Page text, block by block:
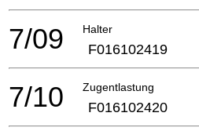
Halter
7/09 F016102419
Zugentlastung
7/10 F016102420